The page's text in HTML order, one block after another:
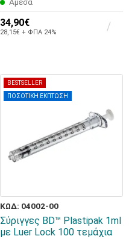
34,90€
28,15€ + ΦΠΑ 24%
BESTSELLER
ΠΟΣΟΤΙΚΗ ΕΚΠΤΩΣΗ
ΚΩΔ: 04002-00
Σύριγγες BD™ Plastipak 1ml
με Luer Lock 100 τεμάχια